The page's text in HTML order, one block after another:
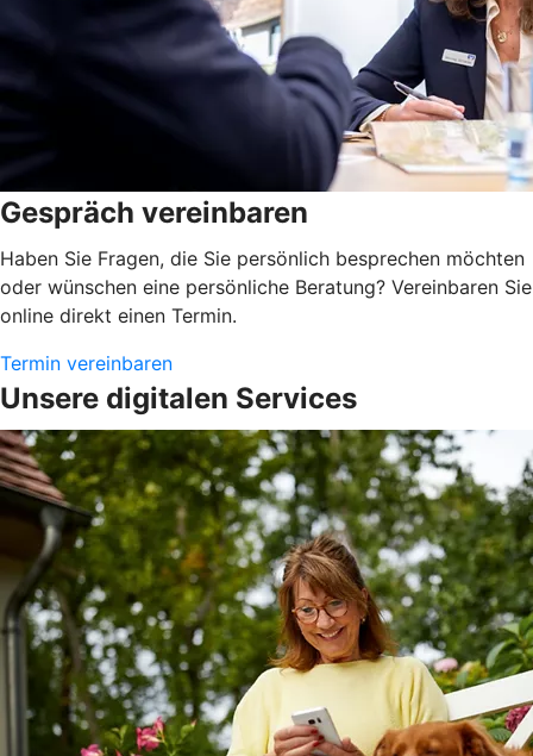
Gespräch vereinbaren
Haben Sie Fragen, die Sie persönlich besprechen möchten
oder wünschen eine persönliche Beratung? Vereinbaren Sie
online direkt einen Termin.
Termin vereinbaren
Unsere digitalen Services